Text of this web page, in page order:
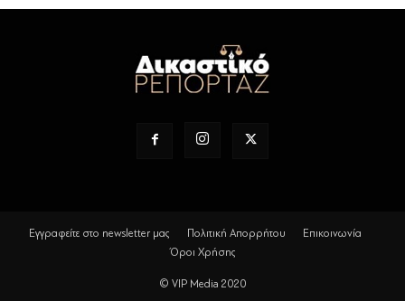
Εγγραφείτε στο newsletter μας Πολιτική Απορρήτου
Επικοινωνία
Όροι Χρήσης
© VIP Media 2020